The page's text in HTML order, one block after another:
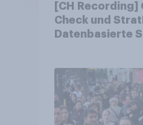
[CH Recording]
Check und
Datenbasierte